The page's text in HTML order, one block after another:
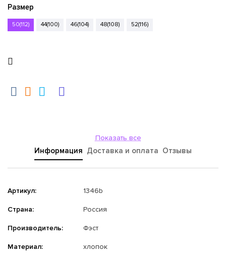
Размер
50(112) 44(100) 46(104) 48(108) 52(116)
Показать все
Информация Доставка и оплата Отзывы
Артикул: 1346b
Страна: Россия
Производитель: Фэст
Материал: хлопок